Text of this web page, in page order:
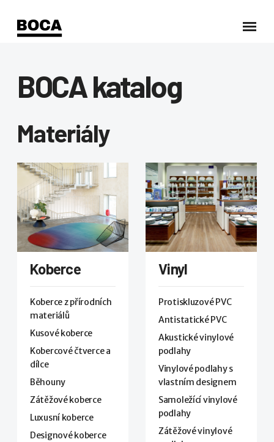
BOCA katalog
Materiály
Koberce
Koberce z přírodních
materiálů
Kusové koberce
Kobercové čtverce a
dílce
Běhouny
Zátěžové koberce
Luxusní koberce
Designové koberce
Vinyl
Protiskluzové PVC
Antistatické PVC
Akustické vinylové
podlahy
Vinylové podlahy s
vlastním designem
Samoležící vinylové
podlahy
Zátěžové vinylové